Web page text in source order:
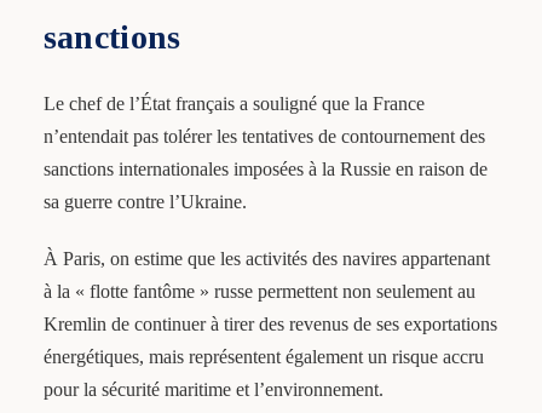
sanctions
Le chef de l’État français a souligné que la France
n’entendait pas tolérer les tentatives de contournement des
sanctions internationales imposées à la Russie en raison de
sa guerre contre l’Ukraine.
À Paris, on estime que les activités des navires appartenant
à la « flotte fantôme » russe permettent non seulement au
Kremlin de continuer à tirer des revenus de ses exportations
énergétiques, mais représentent également un risque accru
pour la sécurité maritime et l’environnement.